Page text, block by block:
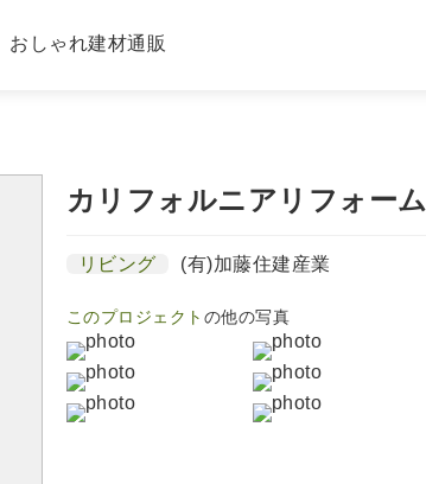
おしゃれ建材通販
カリフォルニアリフォーム
リビング (有)加藤住建産業
このプロジェクト の他の写真